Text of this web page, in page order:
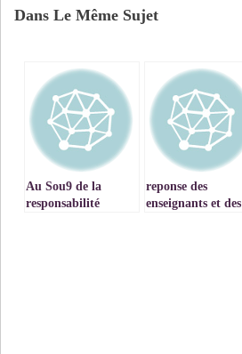
Dans Le Même Sujet
reponse des
enseignants et des
Au Sou9 de la
responsabilité